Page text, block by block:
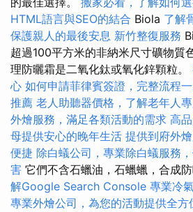
HTML語言與SEO的結合 Biola 了解
保護親人的最後安息 新竹整復服務
超過100平方米的非納米尺寸礦物質
理防曬霜是二氧化鈦或氧化鋅顆粒。
心 如何申請菲律賓簽證，完整流程
推薦 老人助聽器價格，了解老年人
外燴服務，滿足各類活動的需求 高
母提供安心的晚年生活 提供到府外
便捷 除白蟻公司，專業除白蟻服務
害 它們不含石蠟油，石蠟蠟，合成
解Google Search Console 專業冷
專業外燴公司，為您的活動提供全方